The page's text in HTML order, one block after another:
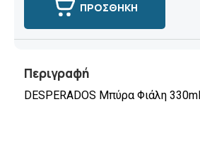
ΠΡΟΣΘΗΚΗ
Περιγραφή
DESPERADOS Μπύρα Φιάλη